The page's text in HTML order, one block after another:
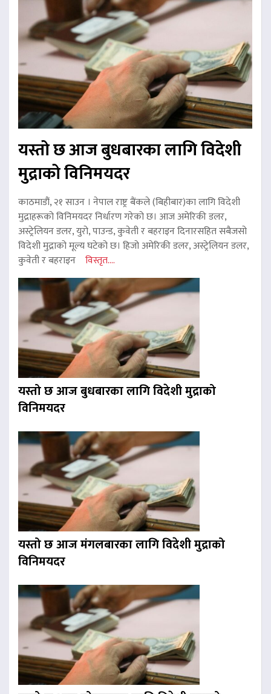
यस्तो छ आज बुधबारका लागि विदेशी
मुद्राको विनिमयदर
काठमाडौं, २१ साउन । नेपाल राष्ट्र बैंकले (बिहीबार)का लागि विदेशी
मुद्राहरूको विनिमयदर निर्धारण गरेको छ। आज अमेरिकी डलर,
अस्ट्रेलियन डलर, युरो, पाउन्ड, कुवेती र बहराइन दिनारसहित सबैजसो
विदेशी मुद्राको मूल्य घटेको छ। हिजो अमेरिकी डलर, अस्ट्रेलियन डलर,
कुवेती र बहराइन विस्तृत....
यस्तो छ आज बुधबारका लागि विदेशी मुद्राको
विनिमयदर
यस्तो छ आज मंगलबारका लागि विदेशी मुद्राको
विनिमयदर